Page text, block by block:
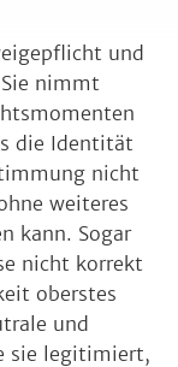
und
nimmt
die Identität
nicht
weiteres
kann. Sogar
nicht korrekt
oberstes
und
sie legitimiert,